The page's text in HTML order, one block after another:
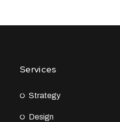
Services
Strategy
Design